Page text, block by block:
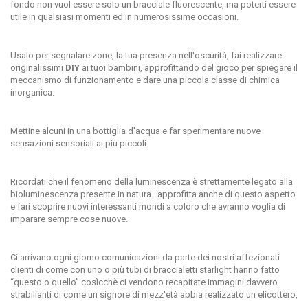
fondo non vuol essere solo un bracciale fluorescente, ma poterti essere
utile in qualsiasi momenti ed in numerosissime occasioni.
Usalo per segnalare zone, la tua presenza nell'oscurità, fai realizzare
originalissimi DIY ai tuoi bambini, approfittando del gioco per spiegare il
meccanismo di funzionamento e dare una piccola classe di chimica
inorganica.
Mettine alcuni in una bottiglia d'acqua e far sperimentare nuove
sensazioni sensoriali ai più piccoli.
Ricordati che il fenomeno della luminescenza è strettamente legato alla
bioluminescenza presente in natura...approfitta anche di questo aspetto
e fari scoprire nuovi interessanti mondi a coloro che avranno voglia di
imparare sempre cose nuove.
Ci arrivano ogni giorno comunicazioni da parte dei nostri affezionati
clienti di come con uno o più tubi di braccialetti starlight hanno fatto
“questo o quello” cosìcchè ci vendono recapitate immagini davvero
strabilianti di come un signore di mezz'età abbia realizzato un elicottero,